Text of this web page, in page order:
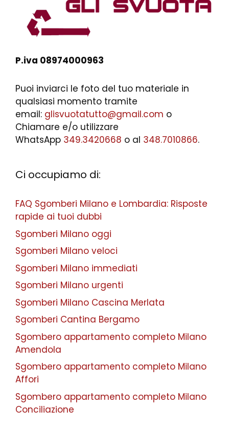
P.iva 08974000963
Puoi inviarci le foto del tuo materiale in
qualsiasi momento tramite
email: glisvuotatutto@gmail.com o
Chiamare e/o utilizzare
WhatsApp 349.3420668 o al 348.7010866.
Ci occupiamo di:
FAQ Sgomberi Milano e Lombardia: Risposte
rapide ai tuoi dubbi
Sgomberi Milano oggi
Sgomberi Milano veloci
Sgomberi Milano immediati
Sgomberi Milano urgenti
Sgomberi Milano Cascina Merlata
Sgomberi Cantina Bergamo
Sgombero appartamento completo Milano
Amendola
Sgombero appartamento completo Milano
Affori
Sgombero appartamento completo Milano
Conciliazione